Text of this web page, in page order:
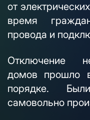
от
время
провода и
Отключение
домов прошло
порядке.
самовольно